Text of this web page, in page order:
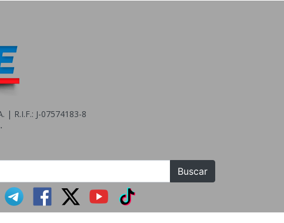
R.I.F.: J-07574183-8
Buscar